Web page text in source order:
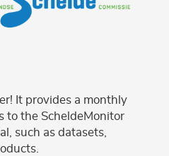
It provides a monthly
to the ScheldeMonitor
such as datasets,